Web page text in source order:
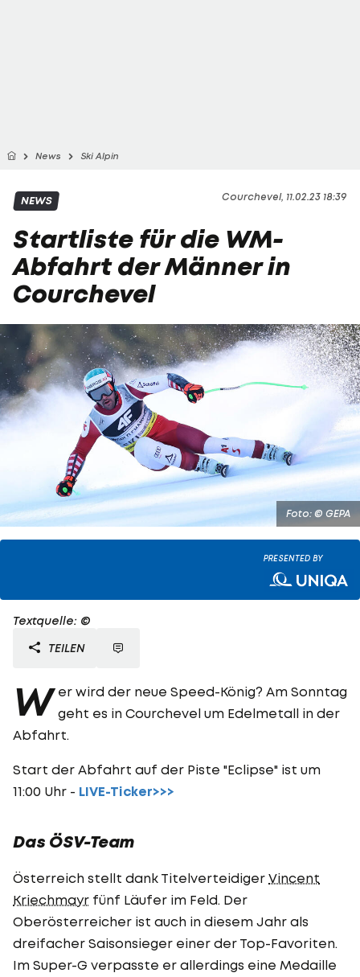
News Ski Alpin
Courchevel, 11.02.23 18:39
NEWS
Startliste für die WM-
Abfahrt der Männer in
Courchevel
Foto: © GEPA
PRESENTED BY
Textquelle: ©
TEILEN
W er wird der neue Speed-König? Am Sonntag
geht es in Courchevel um Edelmetall in der
Abfahrt.
Start der Abfahrt auf der Piste "Eclipse" ist um
11:00 Uhr - LIVE-Ticker>>>
Das ÖSV-Team
Österreich stellt dank Titelverteidiger Vincent
Kriechmayr fünf Läufer im Feld. Der
Oberösterreicher ist auch in diesem Jahr als
dreifacher Saisonsieger einer der Top-Favoriten.
Im Super-G verpasste er allerdings eine Medaille